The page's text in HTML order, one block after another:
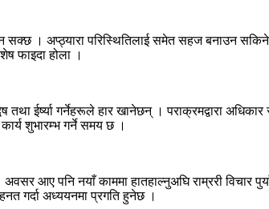
सक्छ । अप्ठ्यारा परिस्थितिलाई समेत सहज बनाउन
फाइदा होला ।
ईर्ष्या गर्नेहरूले हार खानेछन् । पराक्रमद्वारा
शुभारम्भ गर्ने समय छ ।
आए पनि नयाँ काममा हातहाल्नुअघि राम्ररी विचार
गर्दा अध्ययनमा प्रगति हुनेछ ।